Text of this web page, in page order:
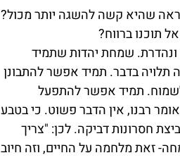
שהיא קשה להשגה יותר מכול?
תוכנו ברווח?
שמחת יהדות שתמיד
תלויה בדבר. תמיד אפשר להתבונן
תמיד אפשר להתפעל
רבנו, אין הדבר פשוט. כי בטבע
חסרונות דביקה. לכן: "צריך
זאת מלחמה על החיים, וזה חיוב